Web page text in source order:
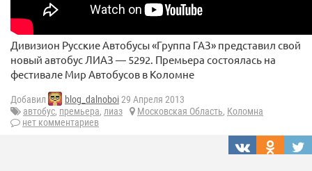
Дивизион Русские Автобусы «Группа ГАЗ» представил свой
новый автобус ЛИАЗ — 5292. Премьера состоялась на
фестивале Мир Автобусов в Коломне
Добавил blog_dalnoboi29 Апреля 2013
автобус, премьера, лиаз Московская Область, Коломна
нет комментариев